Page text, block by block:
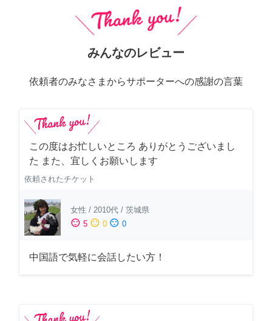
みんなのレビュー
依頼者のみなさまからサポーターへの感謝の言葉
この度はお忙しいところ ありがとうございまし
た また、宜しくお願いします
依頼されたチケット
女性 / 2010代 / 茨城県
sentiment_satisfied 5 sentiment_neutral 0 sentiment_dissatisfied 0
中国語で気軽に会話したい方！